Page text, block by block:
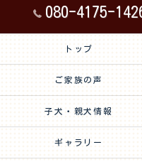
080-4175-
トップ
ご家族の声
子犬・親犬情報
ギャラリー